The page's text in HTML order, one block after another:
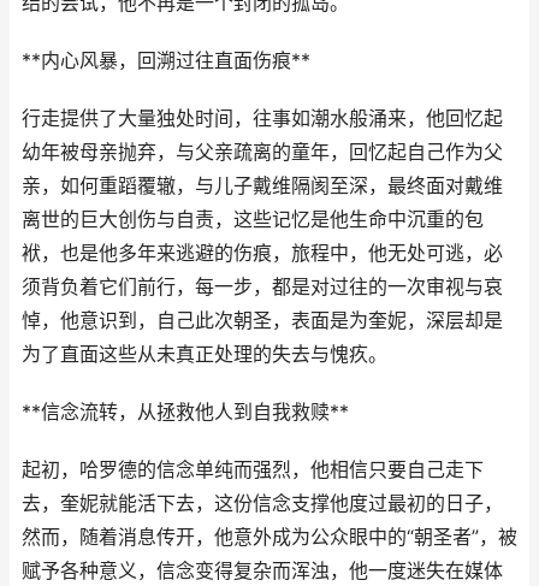
**内心风暴，回溯过往直面伤痕**
行走提供了大量独处时间，往事如潮水般涌来，他回忆起
幼年被母亲抛弃，与父亲疏离的童年，回忆起自己作为父
亲，如何重蹈覆辙，与儿子戴维隔阂至深，最终面对戴维
离世的巨大创伤与自责，这些记忆是他生命中沉重的包
袱，也是他多年来逃避的伤痕，旅程中，他无处可逃，必
须背负着它们前行，每一步，都是对过往的一次审视与哀
悼，他意识到，自己此次朝圣，表面是为奎妮，深层却是
为了直面这些从未真正处理的失去与愧疚。
**信念流转，从拯救他人到自我救赎**
起初，哈罗德的信念单纯而强烈，他相信只要自己走下
去，奎妮就能活下去，这份信念支撑他度过最初的日子，
然而，随着消息传开，他意外成为公众眼中的“朝圣者”，被
赋予各种意义，信念变得复杂而浑浊，他一度迷失在媒体